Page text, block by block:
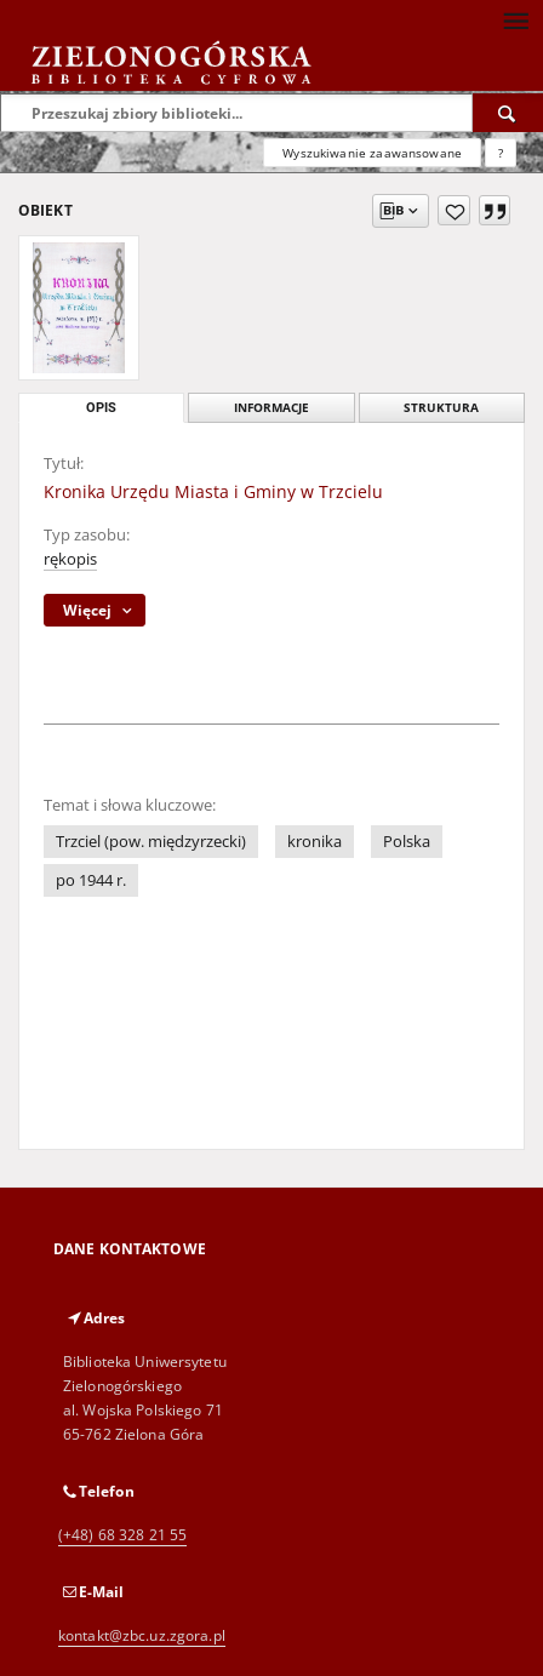
Wyszukiwanie zaawansowane ?
OBIEKT
OPIS INFORMACJE STRUKTURA
Tytuł:
Kronika Urzędu Miasta i Gminy w Trzcielu
Typ zasobu:
rękopis
Więcej
Temat i słowa kluczowe:
Trzciel (pow. międzyrzecki)
kronika
Polska
po 1944 r.
DANE KONTAKTOWE
Adres
Biblioteka Uniwersytetu
Zielonogórskiego
al. Wojska Polskiego 71
65-762 Zielona Góra
Telefon
(+48) 68 328 21 55
E-Mail
kontakt@zbc.uz.zgora.pl